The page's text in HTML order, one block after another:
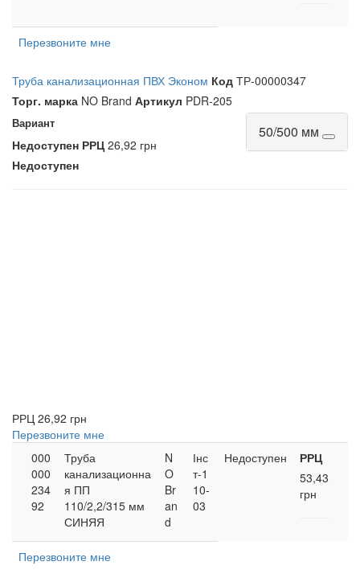
Перезвоните мне
Труба канализационная ПВХ Эконом Код ТР-00000347
Торг. марка NO Brand Артикул PDR-205
Вариант 50/500 мм
Недоступен РРЦ26,92 грн
Недоступен
РРЦ 26,92 грн
Перезвоните мне
000
000
234
92
Труба
канализационна
я ПП
110/2,2/315 мм
СИНЯЯ
N
O
Br
an
d
Інс
т-1
10-
03
Недоступен
РРЦ
53,43
грн
Перезвоните мне